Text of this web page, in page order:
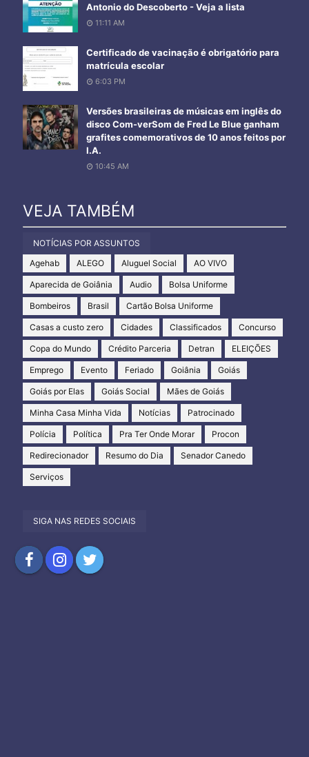
Antonio do Descoberto - Veja a lista
11:11 AM
Certificado de vacinação é obrigatório para
matrícula escolar
6:03 PM
Versões brasileiras de músicas em inglês do
disco Com-verSom de Fred Le Blue ganham
grafites comemorativos de 10 anos feitos por
I.A.
10:45 AM
VEJA TAMBÉM
NOTÍCIAS POR ASSUNTOS
Agehab
ALEGO Aluguel Social AO VIVO
Aparecida de Goiânia Audio Bolsa Uniforme
Bombeiros Brasil Cartão Bolsa Uniforme
Casas a custo zero Cidades Classificados Concurso
Copa do Mundo Crédito Parceria Detran ELEIÇÕES
Emprego Evento Feriado Goiânia Goiás
Goiás por Elas Goiás Social Mães de Goiás
Minha Casa Minha Vida Notícias Patrocinado
Polícia Política Pra Ter Onde Morar Procon
Redirecionador Resumo do Dia Senador Canedo
Serviços
SIGA NAS REDES SOCIAIS